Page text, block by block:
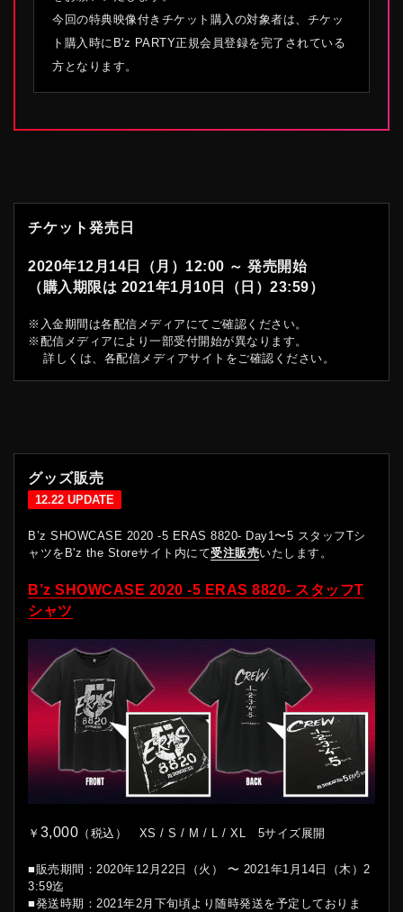
今回の特典映像付きチケット購入の対象者は、チケッ
ト購入時にB'z PARTY正規会員登録を完了されている
方となります。
チケット発売日
2020年12月14日（月）12:00 ～ 発売開始
（購入期限は 2021年1月10日（日）23:59）
※入金期間は各配信メディアにてご確認ください。
※配信メディアにより一部受付開始が異なります。
詳しくは、各配信メディアサイトをご確認ください。
グッズ販売
12.22 UPDATE
B’z SHOWCASE 2020 -5 ERAS 8820- Day1〜5 スタッフTシ
ャツをB'z the Storeサイト内にて受注販売いたします。
B’z SHOWCASE 2020 -5 ERAS 8820- スタッフT
シャツ
￥ 3,000 （税込） XS / S / M / L / XL 5サイズ展開
■販売期間：2020年12月22日（火） 〜 2021年1月14日（木）2
3:59迄
■発送時期：2021年2月下旬頃より随時発送を予定しておりま